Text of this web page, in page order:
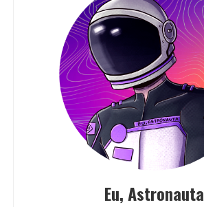
Eu, Astronauta